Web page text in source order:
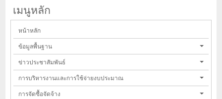
เมนูหลัก
หน้าหลัก
ข้อมูลพื้นฐาน
ข่าวประชาสัมพันธ์
การบริหารงานและการใช้จ่ายงบประมาณ
การจัดซื้อจัดจ้าง